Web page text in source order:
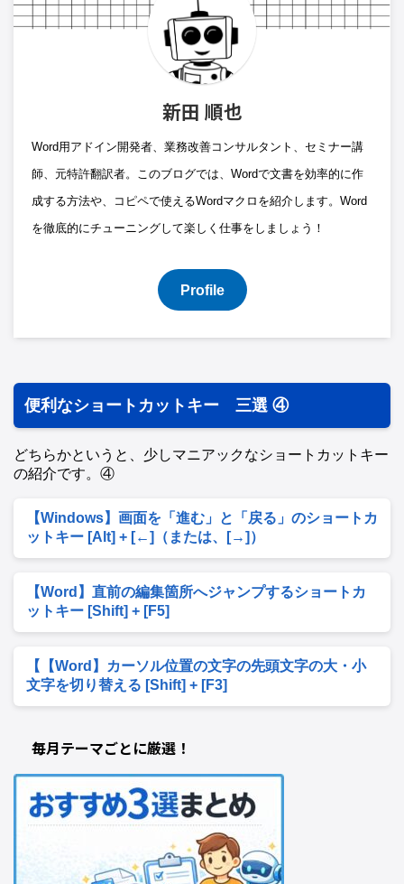
新田 順也
Word用アドイン開発者、業務改善コンサルタント、セミナー講
師、元特許翻訳者。このブログでは、Wordで文書を効率的に作
成する方法や、コピペで使えるWordマクロを紹介します。Word
を徹底的にチューニングして楽しく仕事をしましょう！
Profile
便利なショートカットキー 三選 ④
どちらかというと、少しマニアックなショートカットキー
の紹介です。④
【Windows】画面を「進む」と「戻る」のショートカ
ットキー [Alt] + [←]（または、[→]）
【Word】直前の編集箇所へジャンプするショートカ
ットキー [Shift] + [F5]
【【Word】カーソル位置の文字の先頭文字の大・小
文字を切り替える [Shift] + [F3]
毎月テーマごとに厳選！